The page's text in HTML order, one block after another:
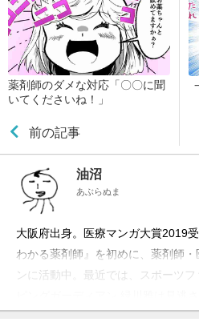
薬剤師のダメな対応「〇〇に聞
いてくださいね！」
前の記事
油沼
あぶらぬま
大阪府出身。医療マンガ大賞2019
わかる薬剤師』を初めに、薬剤師
ンに活動中。最近では、スポーツ
ピングガーディアン 緑川雅は見逃